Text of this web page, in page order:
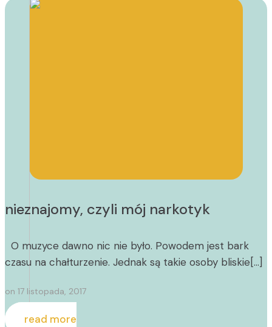
nieznajomy, czyli mój narkotyk
O muzyce dawno nic nie było. Powodem jest bark
czasu na chałturzenie. Jednak są takie osoby bliskie[…]
on 17 listopada, 2017
read more